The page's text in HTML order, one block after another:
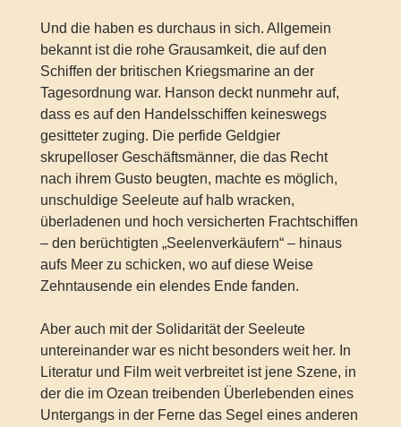
Und die haben es durchaus in sich. Allgemein
bekannt ist die rohe Grausamkeit, die auf den
Schiffen der britischen Kriegsmarine an der
Tagesordnung war. Hanson deckt nunmehr auf,
dass es auf den Handelsschiffen keineswegs
gesitteter zuging. Die perfide Geldgier
skrupelloser Geschäftsmänner, die das Recht
nach ihrem Gusto beugten, machte es möglich,
unschuldige Seeleute auf halb wracken,
überladenen und hoch versicherten Frachtschiffen
– den berüchtigten „Seelenverkäufern“ – hinaus
aufs Meer zu schicken, wo auf diese Weise
Zehntausende ein elendes Ende fanden.
Aber auch mit der Solidarität der Seeleute
untereinander war es nicht besonders weit her. In
Literatur und Film weit verbreitet ist jene Szene, in
der die im Ozean treibenden Überlebenden eines
Untergangs in der Ferne das Segel eines anderen